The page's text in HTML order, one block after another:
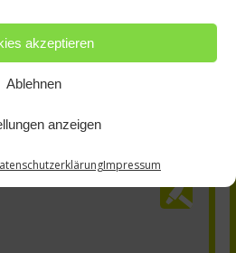
akzeptieren
Ablehnen
anzeigen
Impressum